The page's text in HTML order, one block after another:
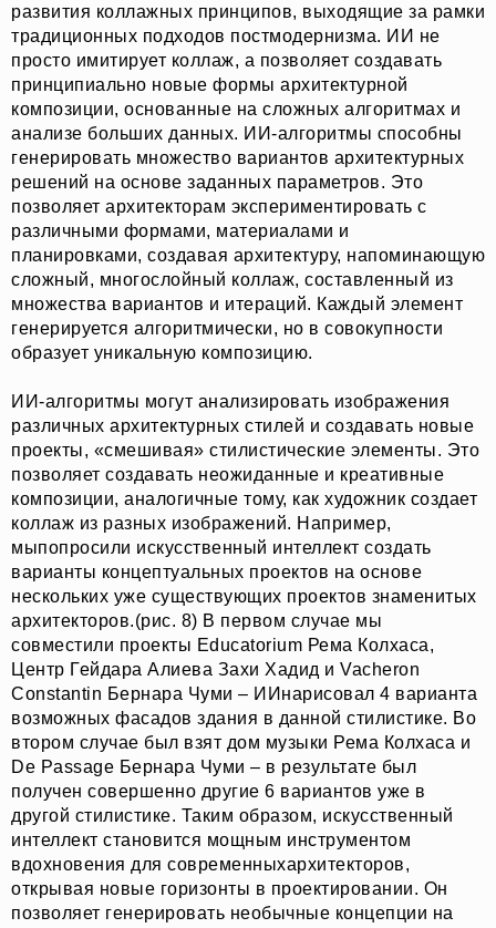
развития коллажных принципов, выходящие за рамки
традиционных подходов постмодернизма. ИИ не
просто имитирует коллаж, а позволяет создавать
принципиально новые формы архитектурной
композиции, основанные на сложных алгоритмах и
анализе больших данных. ИИ-алгоритмы способны
генерировать множество вариантов архитектурных
решений на основе заданных параметров. Это
позволяет архитекторам экспериментировать с
различными формами, материалами и
планировками, создавая архитектуру, напоминающую
сложный, многослойный коллаж, составленный из
множества вариантов и итераций. Каждый элемент
генерируется алгоритмически, но в совокупности
образует уникальную композицию.
ИИ-алгоритмы могут анализировать изображения
различных архитектурных стилей и создавать новые
проекты, «смешивая» стилистические элементы. Это
позволяет создавать неожиданные и креативные
композиции, аналогичные тому, как художник создает
коллаж из разных изображений. Например,
мыпопросили искусственный интеллект создать
варианты концептуальных проектов на основе
нескольких уже существующих проектов знаменитых
архитекторов.(рис. 8) В первом случае мы
совместили проекты Educatorium Рема Колхаса,
Центр Гейдара Алиева Захи Хадид и Vacheron
Constantin Бернара Чуми – ИИнарисовал 4 варианта
возможных фасадов здания в данной стилистике. Во
втором случае был взят дом музыки Рема Колхаса и
De Passage Бернара Чуми – в результате был
получен совершенно другие 6 вариантов уже в
другой стилистике. Таким образом, искусственный
интеллект становится мощным инструментом
вдохновения для современныхархитекторов,
открывая новые горизонты в проектировании. Он
позволяет генерировать необычные концепции на